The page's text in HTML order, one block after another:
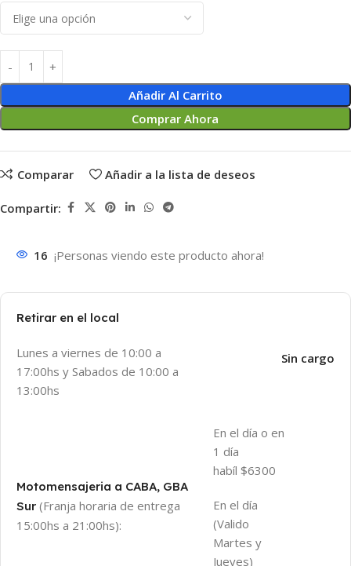
Añadir Al Carrito
Comprar Ahora
Comparar Añadir a la lista de deseos
Compartir:
16 ¡Personas viendo este producto ahora!
Retirar en el local
Lunes a viernes de 10:00 a
17:00hs y Sabados de 10:00 a
13:00hs
Sin cargo
Motomensajeria a CABA, GBA
Sur (Franja horaria de entrega
15:00hs a 21:00hs):
En el día o en
1 día
habíl $6300
En el día
(Valido
Martes y
Jueves)